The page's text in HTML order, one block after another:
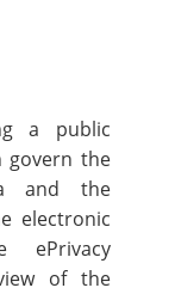
a public
govern the
and the
electronic
ePrivacy
of the